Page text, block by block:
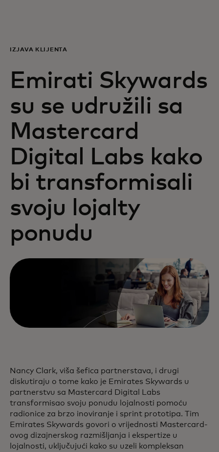
Za biznis
Za svijet
Za inovatore
Novosti i trendovi
IZJAVA KLIJENTA
Emirati Skywards
su se udružili sa
Mastercard
Digital Labs kako
bi transformisali
svoju lojalty
ponudu
Nancy Clark, viša šefica partnerstava, i drugi
diskutiraju o tome kako je Emirates Skywards u
partnerstvu sa Mastercard Digital Labs
transformisao svoju ponudu lojalnosti pomoću
radionice za brzo inoviranje i sprint prototipa. Tim
Emirates Skywards govori o vrijednosti Mastercard-
ovog dizajnerskog razmišljanja i ekspertize u
lojalnosti, uključujući kako su uzeli kompleksan